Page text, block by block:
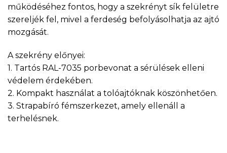
működéséhez fontos, hogy a szekrényt sík felületre
szereljék fel, mivel a ferdeség befolyásolhatja az ajtó
mozgását.
A szekrény előnyei:
1. Tartós RAL-7035 porbevonat a sérülések elleni
védelem érdekében.
2. Kompakt használat a tolóajtóknak köszönhetően.
3. Strapabíró fémszerkezet, amely ellenáll a
terhelésnek.